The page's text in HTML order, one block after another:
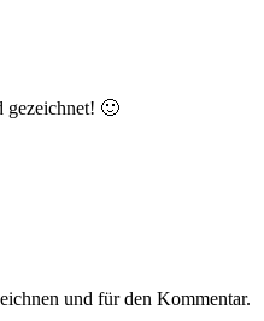
gezeichnet! 🙂
und für den Kommentar.